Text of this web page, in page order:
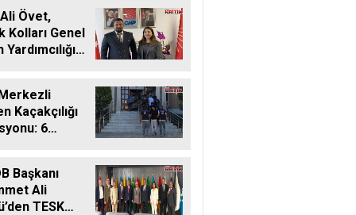
Ali Övet,
Kolları Genel
Kaçakçılığı
6
Başkanı
Ali
TESK